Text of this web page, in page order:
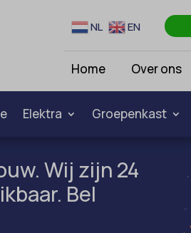
NL EN
Home Over ons
Elektra Groepenkast
Wij zijn 24
Bel